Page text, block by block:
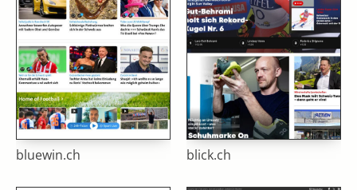
bluewin.ch blick.ch